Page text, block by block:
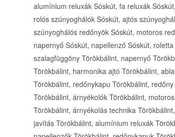
alumínium reluxák Sóskút, fa reluxák
rolós szúnyoghálók Sóskút, ajtós
szúnyoghálós redőnyök Sóskút, motoros
napernyő Sóskút, napellenző Sóskút,
szalagfüggöny Törökbálint, napernyő
Törökbálint, harmonika ajtó Törökbálint,
Törökbálint, redőnykapu Törökbálint,
Törökbálint, árnyékolók Törökbálint,
Törökbálint, árnyékolás technika
javítás Törökbálint, alumínium reluxák